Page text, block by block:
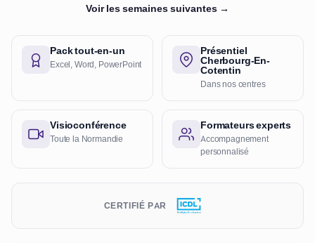
Voir les semaines suivantes →
Pack tout-en-un
Excel, Word, PowerPoint
Présentiel
Cherbourg-En-
Cotentin
Dans nos centres
Visioconférence
Toute la Normandie
Formateurs experts
Accompagnement
personnalisé
CERTIFIÉ PAR